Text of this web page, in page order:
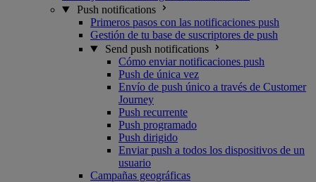
Push notifications
Primeros pasos con las notificaciones push
Gestión de tu base de suscriptores de push
Send push notifications
Cómo enviar notificaciones push
Push de única vez
Envío de push único a través de Customer
Journey
Push recurrente
Push programado
Push dirigido
Enviar push a todos los dispositivos de un
usuario
Campañas geográficas